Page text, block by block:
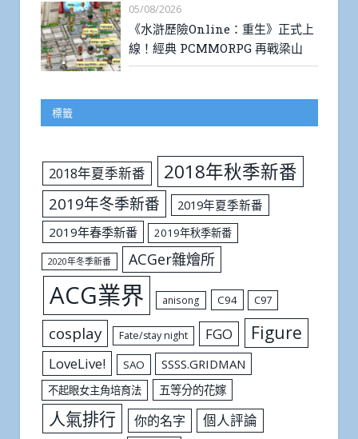
05/08/2026
《水滸歷險Online：重生》正式上
線！經典 PCMMORPG 再戰梁山
標籤
2018年夏季新番 2018年秋季新番
2019年冬季新番
2019年夏季新番
2019年春季新番
2019年秋季新番
2020年冬季新番 ACGer雜燴所
ACG業界 anisong C94 C97
cosplay Fate/stay night FGO Figure
LoveLive! SAO SSSS.GRIDMAN
不起眼女主角培育法 五等分的花嫁
人氣排行 你的名字 個人評論